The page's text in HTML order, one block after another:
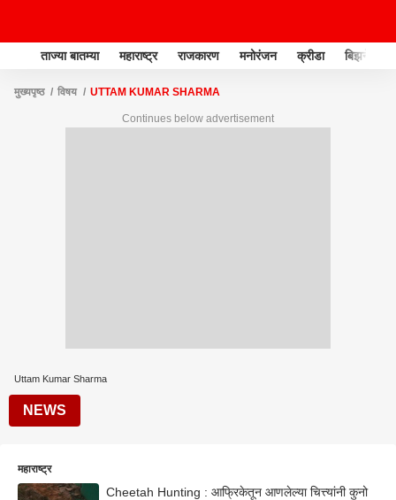
ताज्या बातम्या महाराष्ट्र राजकारण मनोरंजन क्रीडा बिझनेस
मुख्यपृष्ठ विषय UTTAM KUMAR SHARMA
Continues below advertisement
Uttam Kumar Sharma
NEWS
महाराष्ट्र
Cheetah Hunting : आफ्रिकेतून आणलेल्या चित्त्यांनी कुनो